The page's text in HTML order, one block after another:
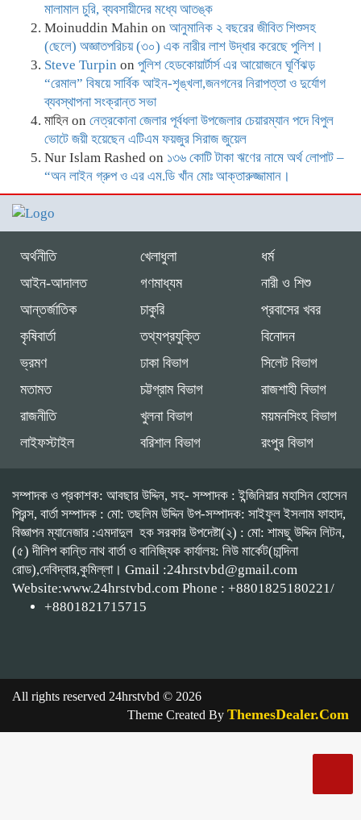
মালামাল চুরি, ব্যবসায়ীদের মধ্যে আতঙ্ক
Moinuddin Mahin on আনুমানিক ২ বছরের জীবিত শিশুসহ
(ছেলে) অজ্ঞাতপরিচয় (৩০) এক নারীর লাশ উদ্ধার করেছে পুলিশ।
Steve Turpin on পুলিশ হেডকোয়ার্টার্স এর আয়োজনে ঘূর্ণিঝড়
“রেমাল” বিষয়ে সার্বিক আইন-শৃঙ্খলা,জনগনের নিরাপত্তা ও দুর্যোগ
ব্যবস্থাপনা সংক্রান্ত সভা
মাহিন on নেত্রকোনা জেলার পূর্বধলা উপজেলার চেয়ারম্যান পদে বিপুল
ভোটে জয়ী হয়েছেন এটিএম ফয়জুর সিরাজ জুয়েল
Nur Islam Rashed on ১৩৬ কোটি টাকা ঋণের নামে অর্থ লোপাট –
“অন লাইন গ্রুপ ও এর এম.ডি খাঁন মোঃ আক্তারুজ্জামান।
অর্থনীতি
আইন-আদালত
আন্তর্জাতিক
কৃষিবার্তা
খেলাধুলা
গণমাধ্যম
চাকুরি
তথ্যপ্রযুক্তি
ধর্ম
নারী ও শিশু
প্রবাসের খবর
বিনোদন
ভ্রমণ
মতামত
রাজনীতি
লাইফস্টাইল
ঢাকা বিভাগ
চট্টগ্রাম বিভাগ
খুলনা বিভাগ
বরিশাল বিভাগ
সিলেট বিভাগ
রাজশাহী বিভাগ
ময়মনসিংহ বিভাগ
রংপুর বিভাগ
সম্পাদক ও প্রকাশক: আবছার উদ্দিন, সহ- সম্পাদক : ইন্জিনিয়ার মহাসিন হোসেন
প্রিন্স, বার্তা সম্পাদক : মো: তছলিম উদ্দিন উপ-সম্পাদক: সাইফুল ইসলাম ফাহাদ,
বিজ্ঞাপন ম্যানেজার :এমদাদুল হক সরকার উপদেষ্টা(২) : মো: শামছু উদ্দিন লিটন,
(৫) দীলিপ কান্তি নাথ বার্তা ও বানিজ্যিক কার্যালয়: নিউ মার্কেট(চান্দিনা
রোড),দেবিদ্বার,কুমিল্লা। Gmail :24hrstvbd@gmail.com
Website:www.24hrstvbd.com Phone : +8801825180221/
+8801821715715
All rights reserved 24hrstvbd © 2026
Theme Created By ThemesDealer.Com